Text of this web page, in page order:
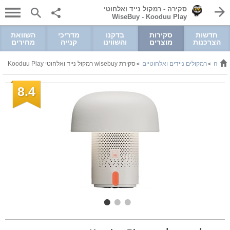
סקירה - רמקול נייד ואלחוטי
Kooduu Play ‏- WiseBuy
חדשות
הצרכנות
סקירות
מוצרים
בדקנו
והשווינו
מדריכי
קנייה
השוואת
מחירים
>רמקולים ניידים ואלחוטיים >סקירת wisebuy רמקול נייד ואלחוטי Kooduu Play
8.4